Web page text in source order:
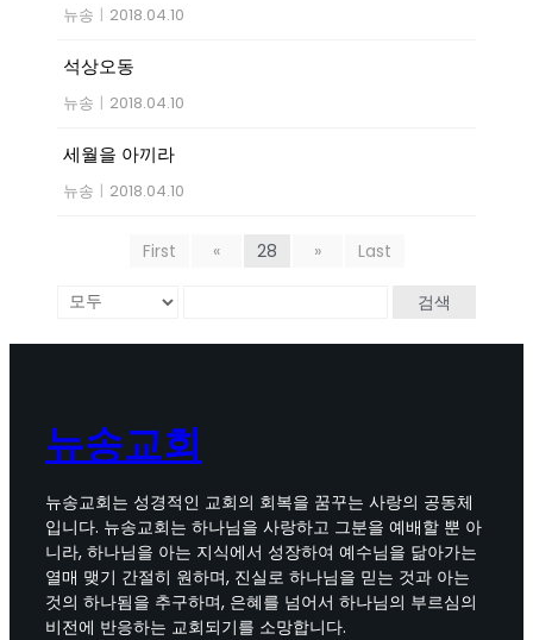
뉴송 | 2018.04.10
석상오동
뉴송 | 2018.04.10
세월을 아끼라
뉴송 | 2018.04.10
First « 28 » Last
검색
뉴송교회
뉴송교회는 성경적인 교회의 회복을 꿈꾸는 사랑의 공동체
입니다. 뉴송교회는 하나님을 사랑하고 그분을 예배할 뿐 아
니라, 하나님을 아는 지식에서 성장하여 예수님을 닮아가는
열매 맺기 간절히 원하며, 진실로 하나님을 믿는 것과 아는
것의 하나됨을 추구하며, 은혜를 넘어서 하나님의 부르심의
비전에 반응하는 교회되기를 소망합니다.